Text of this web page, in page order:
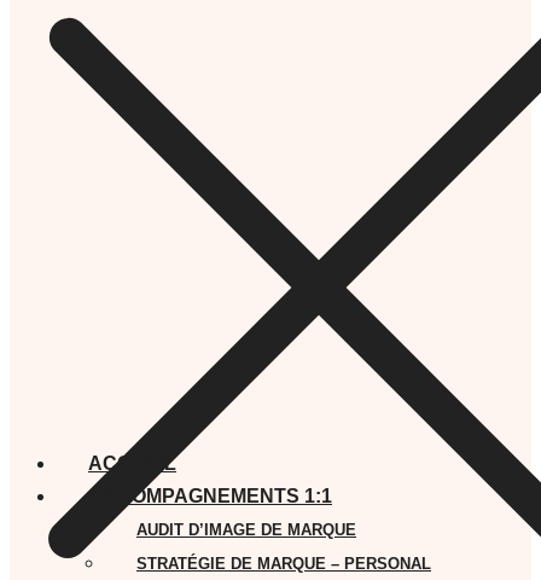
ACCUEIL
ACCOMPAGNEMENTS 1:1
AUDIT D’IMAGE DE MARQUE
STRATÉGIE DE MARQUE – PERSONAL